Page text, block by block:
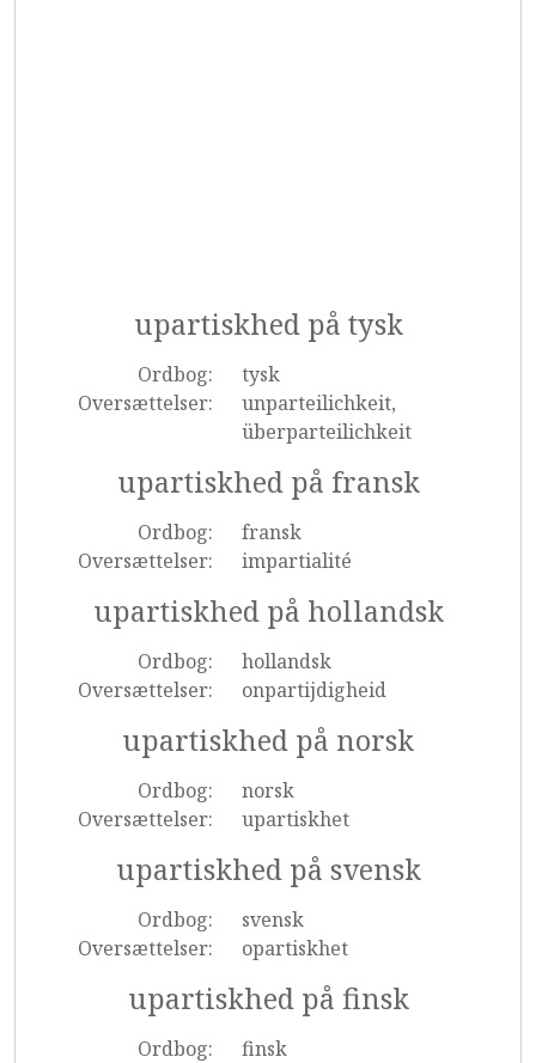
upartiskhed på tysk
Ordbog:
tysk
Oversættelser:
unparteilichkeit,
überparteilichkeit
upartiskhed på fransk
Ordbog:
fransk
Oversættelser:
impartialité
upartiskhed på hollandsk
Ordbog:
hollandsk
Oversættelser:
onpartijdigheid
upartiskhed på norsk
Ordbog:
norsk
Oversættelser:
upartiskhet
upartiskhed på svensk
Ordbog:
svensk
Oversættelser:
opartiskhet
upartiskhed på finsk
Ordbog:
finsk